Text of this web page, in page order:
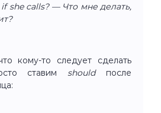
she calls? — Что мне делать,
кому-то следует сделать
ставимshould после